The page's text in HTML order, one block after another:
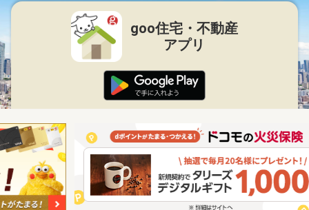
goo住宅・不動産
アプリ